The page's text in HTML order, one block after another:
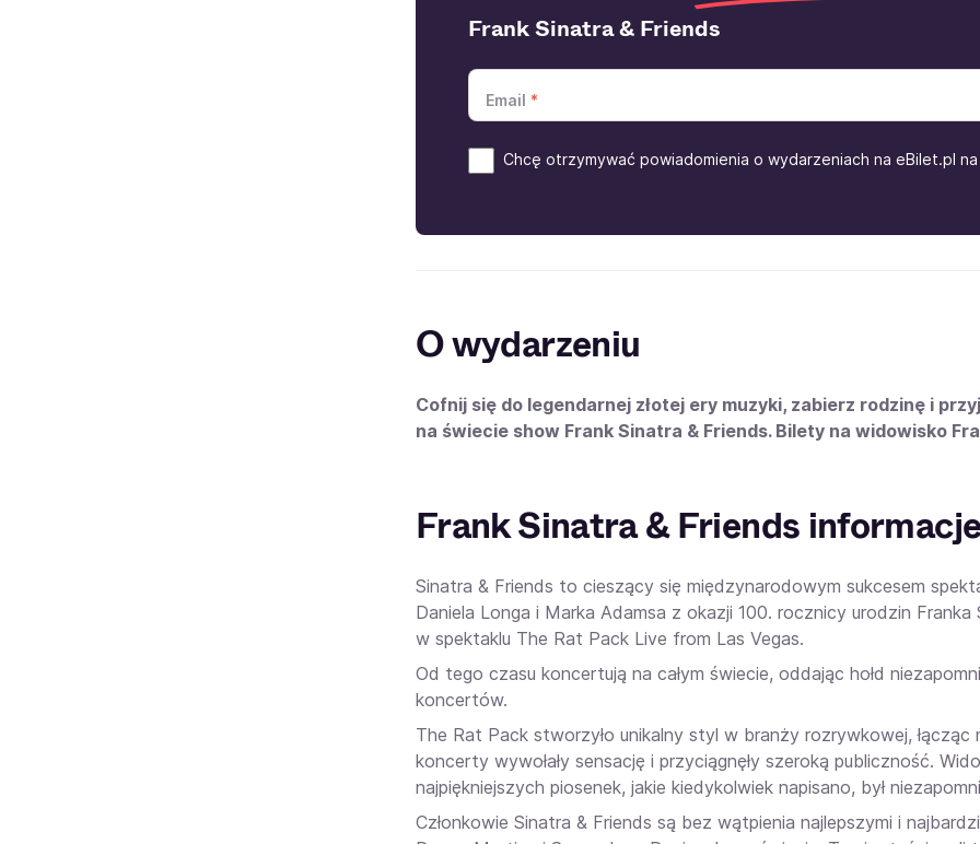
Frank Sinatra & Friends
Email
Chcę otrzymywać powiadomienia o wydarzeniach na eBilet.pl
O wydarzeniu
Cofnij się do legendarnej złotej ery muzyki, zabierz rodzinę i
na świecie show Frank Sinatra & Friends. Bilety na widowisko
Frank Sinatra & Friends informacje
Sinatra & Friends to cieszący się międzynarodowym sukcesem
Daniela Longa i Marka Adamsa z okazji 100. rocznicy urodzin
w spektaklu The Rat Pack Live from Las Vegas.
Od tego czasu koncertują na całym świecie, oddając hołd
koncertów.
The Rat Pack stworzyło unikalny styl w branży rozrywkowej,
koncerty wywołały sensację i przyciągnęły szeroką publiczność.
najpiękniejszych piosenek, jakie kiedykolwiek napisano, był
Członkowie Sinatra & Friends są bez wątpienia najlepszymi i